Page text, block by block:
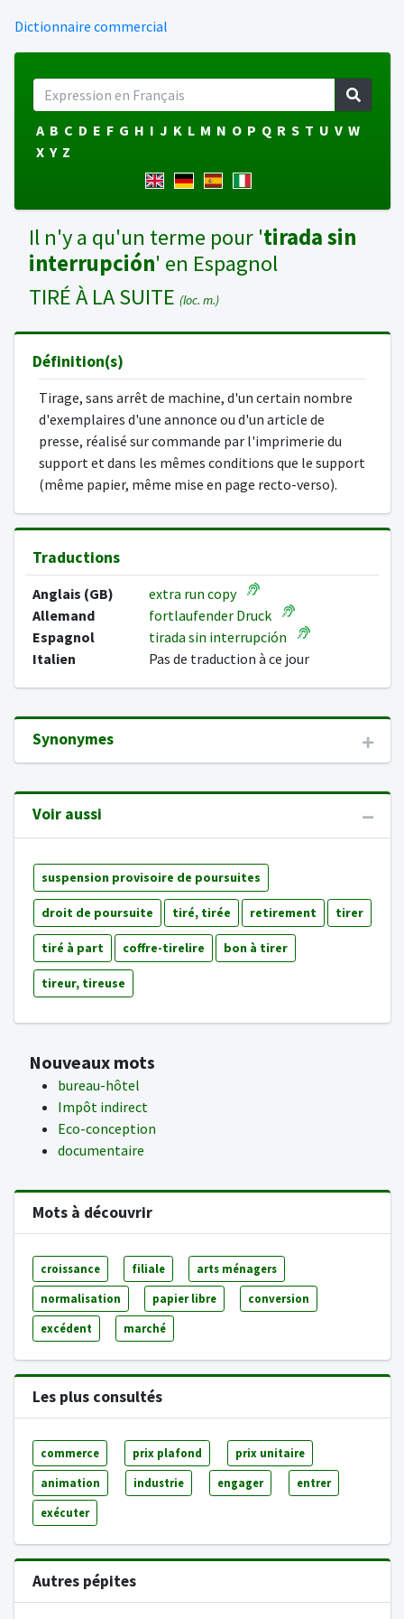
Dictionnaire commercial
A B C D E F G H I J K L M N O P Q R S T U V W
X Y Z
Il n'y a qu'un terme pour 'tirada sin
interrupción' en Espagnol
TIRÉ À LA SUITE (loc. m.)
Définition(s)
Tirage, sans arrêt de machine, d'un certain nombre
d'exemplaires d'une annonce ou d'un article de
presse, réalisé sur commande par l'imprimerie du
support et dans les mêmes conditions que le support
(même papier, même mise en page recto-verso).
Traductions
Anglais (GB)
extra run copy
Allemand
fortlaufender Druck
Espagnol
tirada sin interrupción
Italien
Pas de traduction à ce jour
Synonymes
Voir aussi
suspension provisoire de poursuites
droit de poursuite tiré, tirée retirement tirer
tiré à part coffre-tirelire bon à tirer
tireur, tireuse
Nouveaux mots
bureau-hôtel
Impôt indirect
Eco-conception
documentaire
Mots à découvrir
croissance filiale arts ménagers
normalisation papier libre conversion
excédent marché
Les plus consultés
commerce prix plafond prix unitaire
animation industrie engager entrer
exécuter
Autres pépites